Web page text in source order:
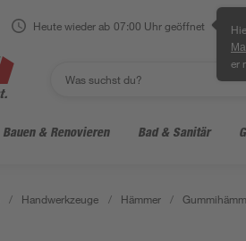
Heute wieder ab 07:00 Uhr geöffnet
er
Bauen & Renovieren Bad & Sanitär
/ Handwerkzeuge / Hämmer /